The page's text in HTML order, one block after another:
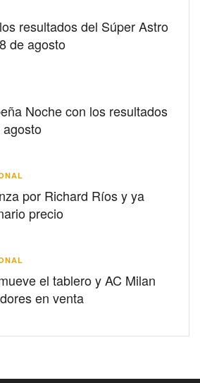
resultados del Súper Astro
de agosto
Noche con los resultados
por Richard Ríos y ya
precio
el tablero y AC Milan
en venta